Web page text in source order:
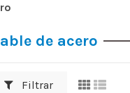
de acero
Filtrar